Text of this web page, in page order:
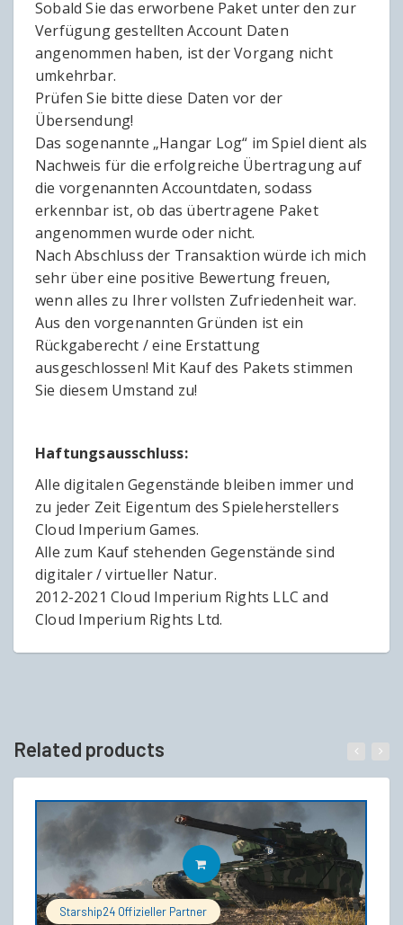
Sobald Sie das erworbene Paket unter den zur
Verfügung gestellten Account Daten
angenommen haben, ist der Vorgang nicht
umkehrbar.
Prüfen Sie bitte diese Daten vor der
Übersendung!
Das sogenannte „Hangar Log“ im Spiel dient als
Nachweis für die erfolgreiche Übertragung auf
die vorgenannten Accountdaten, sodass
erkennbar ist, ob das übertragene Paket
angenommen wurde oder nicht.
Nach Abschluss der Transaktion würde ich mich
sehr über eine positive Bewertung freuen,
wenn alles zu Ihrer vollsten Zufriedenheit war.
Aus den vorgenannten Gründen ist ein
Rückgaberecht / eine Erstattung
ausgeschlossen! Mit Kauf des Pakets stimmen
Sie diesem Umstand zu!
Haftungsausschluss:
Alle digitalen Gegenstände bleiben immer und
zu jeder Zeit Eigentum des Spieleherstellers
Cloud Imperium Games.
Alle zum Kauf stehenden Gegenstände sind
digitaler / virtueller Natur.
2012-2021 Cloud Imperium Rights LLC and
Cloud Imperium Rights Ltd.
Related products
Starship24 Offizieller Partner
IN DEN WARENKORB